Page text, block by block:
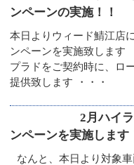
ンペーンの実施！！
本日よりウィード鯖江店
ンペーンを実施致しま
プラドをご契約時に、ロ
提供致します ・・・
2月ハイ
ンペーンを実施します
なんと、本日より対象